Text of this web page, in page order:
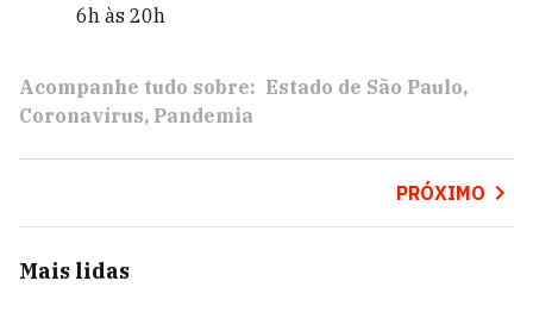
6h às 20h
Acompanhe tudo sobre: Estado de São Paulo
Coronavírus Pandemia
PRÓXIMO
Mais lidas